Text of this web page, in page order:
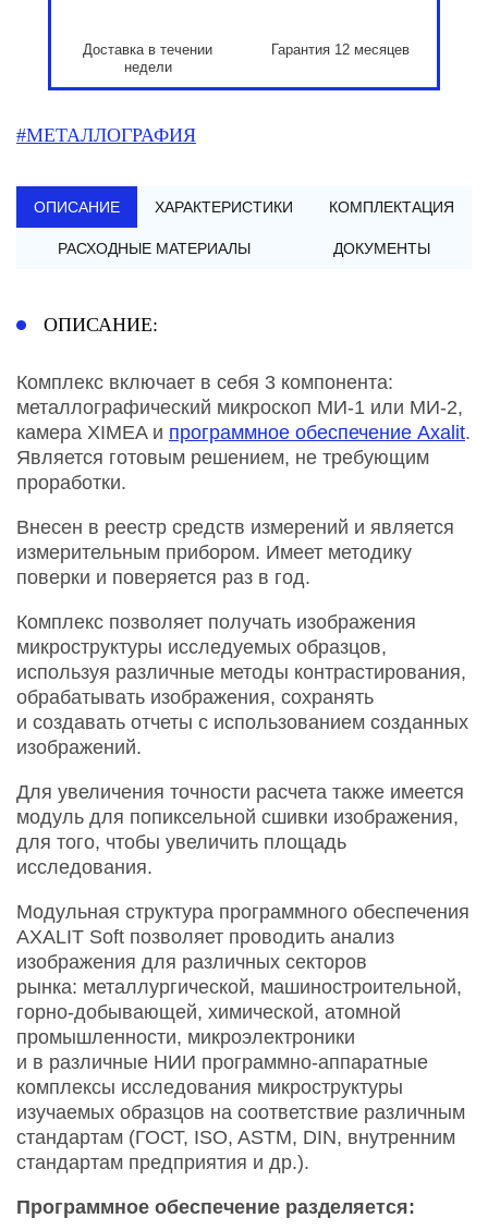
Доставка в течении
недели
Гарантия 12 месяцев
#МЕТАЛЛОГРАФИЯ
ОПИСАНИЕ ХАРАКТЕРИСТИКИ КОМПЛЕКТАЦИЯ
РАСХОДНЫЕ МАТЕРИАЛЫ ДОКУМЕНТЫ
ОПИСАНИЕ:
Комплекс включает в себя 3 компонента:
металлографический микроскоп МИ-1 или МИ-2,
камера XIMEA и программное обеспечение Axalit.
Является готовым решением, не требующим
проработки.
Внесен в реестр средств измерений и является
измерительным прибором. Имеет методику
поверки и поверяется раз в год.
Комплекс позволяет получать изображения
микроструктуры исследуемых образцов,
используя различные методы контрастирования,
обрабатывать изображения, сохранять
и создавать отчеты с использованием созданных
изображений.
Для увеличения точности расчета также имеется
модуль для попиксельной сшивки изображения,
для того, чтобы увеличить площадь
исследования.
Модульная структура программного обеспечения
AXALIT Soft позволяет проводить анализ
изображения для различных секторов
рынка: металлургической, машиностроительной,
горно-добывающей, химической, атомной
промышленности, микроэлектроники
и в различные НИИ программно-аппаратные
комплексы исследования микроструктуры
изучаемых образцов на соответствие различным
стандартам (ГОСТ, ISO, ASTM, DIN, внутренним
стандартам предприятия и др.).
Программное обеспечение разделяется: